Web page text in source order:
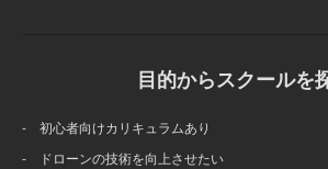
目的からスクールを
- 初心者向けカリキュラムあり
- ドローンの技術を向上させたい